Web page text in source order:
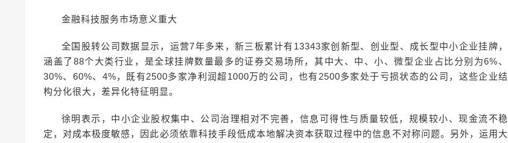
金融科技服务市场意义重大
全国股转公司数据显示，运营7年多来，新三板累计有13343家创新型、创业型、成长型中小企业挂牌，
涵盖了88个大类行业，是全球挂牌数量最多的证券交易场所，其中大、中、小、微型企业占比分别为6%、
30%、60%、4%，既有2500多家净利润超1000万的公司，也有2500多家处于亏损状态的公司，这些企业结
构分化很大，差异化特征明显。
徐明表示，中小企业股权集中、公司治理相对不完善，信息可得性与质量较低，规模较小、现金流不稳
定，对成本极度敏感，因此必须依靠科技手段低成本地解决资本获取过程中的信息不对称问题。另外，运用大